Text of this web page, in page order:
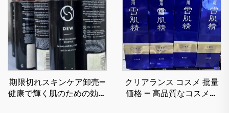
期限切れスキンケア卸売—
健康で輝く肌のための効果
クリアランス コスメ 批量
価格 — 高品質なコスメテ